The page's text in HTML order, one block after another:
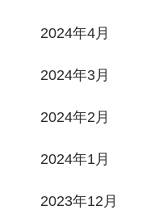
2024年4月
2024年3月
2024年2月
2024年1月
2023年12月